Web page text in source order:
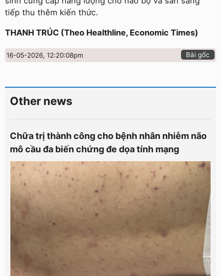
tiếp thu thêm kiến thức.
THANH TRÚC (Theo Healthline, Economic Times)
16-05-2026, 12:20:08pm Bài gốc
Other news
Chữa trị thành công cho bệnh nhân nhiễm não
mô cầu đa biến chứng đe dọa tính mạng